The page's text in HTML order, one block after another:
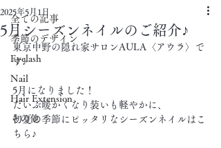
全ての記事
季節のデザイン
Eyelash
Nail
Hair Extension
その他
5月シーズンネイルのご紹介♪
2025年5月1日
東京中野の隠れ家サロンAULA〈アウラ〉で
す♪
5月になりました！
だいぶ暖かくなり装いも軽やかに、
初夏の季節にピッタリなシーズンネイルはこ
ちら♪